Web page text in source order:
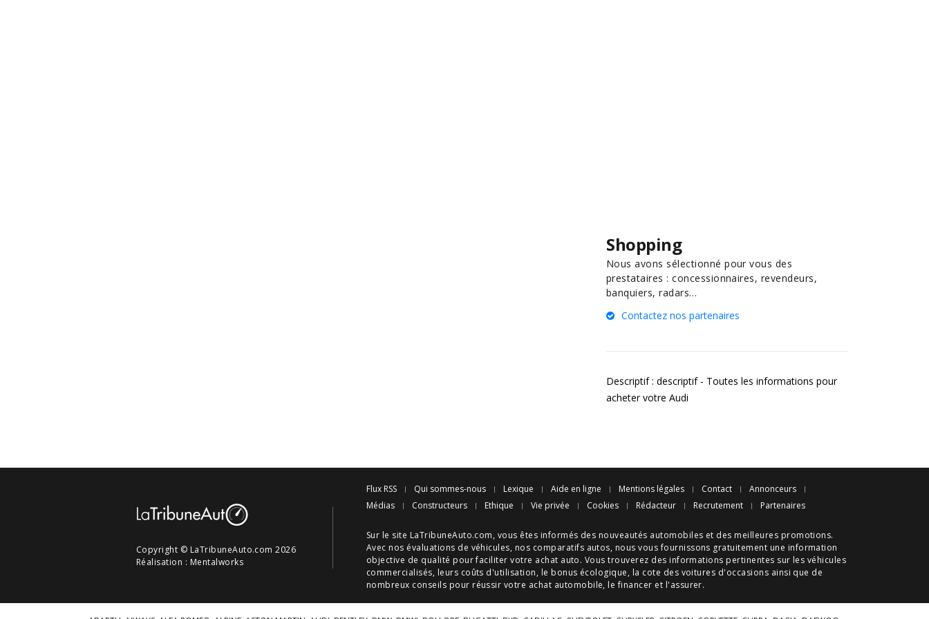
Shopping
Nous avons sélectionné pour vous des
prestataires : concessionnaires, revendeurs,
banquiers, radars…
Contactez nos partenaires
Descriptif : descriptif - Toutes les informations pour
acheter votre Audi
Copyright © LaTribuneAuto.com 2026
Réalisation : Mentalworks
Flux RSS Qui sommes-nous Lexique Aide en ligne Mentions légales Contact
Annonceurs
Médias
Constructeurs Ethique Vie privée Cookies Rédacteur Recrutement Partenaires
Sur le site LaTribuneAuto.com, vous êtes informés des nouveautés automobiles et des meilleures promotions.
Avec nos évaluations de véhicules, nos comparatifs autos, nous vous fournissons gratuitement une information
objective de qualité pour faciliter votre achat auto. Vous trouverez des informations pertinentes sur les véhicules
commercialisés, leurs coûts d'utilisation, le bonus écologique, la cote des voitures d'occasions ainsi que de
nombreux conseils pour réussir votre achat automobile, le financer et l'assurer.